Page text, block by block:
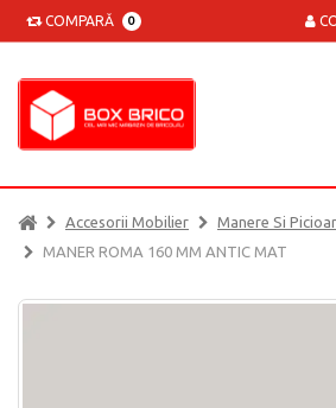
COMPARĂ 0
Accesorii Mobilier Manere Si
MANER ROMA 160 MM ANTIC MAT